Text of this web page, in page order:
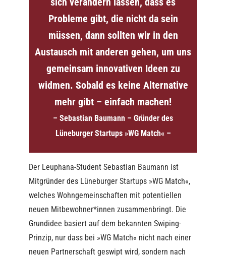
Probleme gibt, die nicht da sein
müssen, dann sollten wir in den
Austausch mit anderen gehen, um uns
gemeinsam innovativen Ideen zu
widmen. Sobald es keine Alternative
mehr gibt – einfach machen!
– Sebastian Baumann – Gründer des
Lüneburger Startups »WG Match« –
Der Leuphana-Student Sebastian Baumann ist
Mitgründer des Lüneburger Startups »WG Match«,
welches Wohngemeinschaften mit potentiellen
neuen Mitbewohner*innen zusammenbringt. Die
Grundidee basiert auf dem bekannten Swiping-
Prinzip, nur dass bei »WG Match« nicht nach einer
neuen Partnerschaft geswipt wird, sondern nach